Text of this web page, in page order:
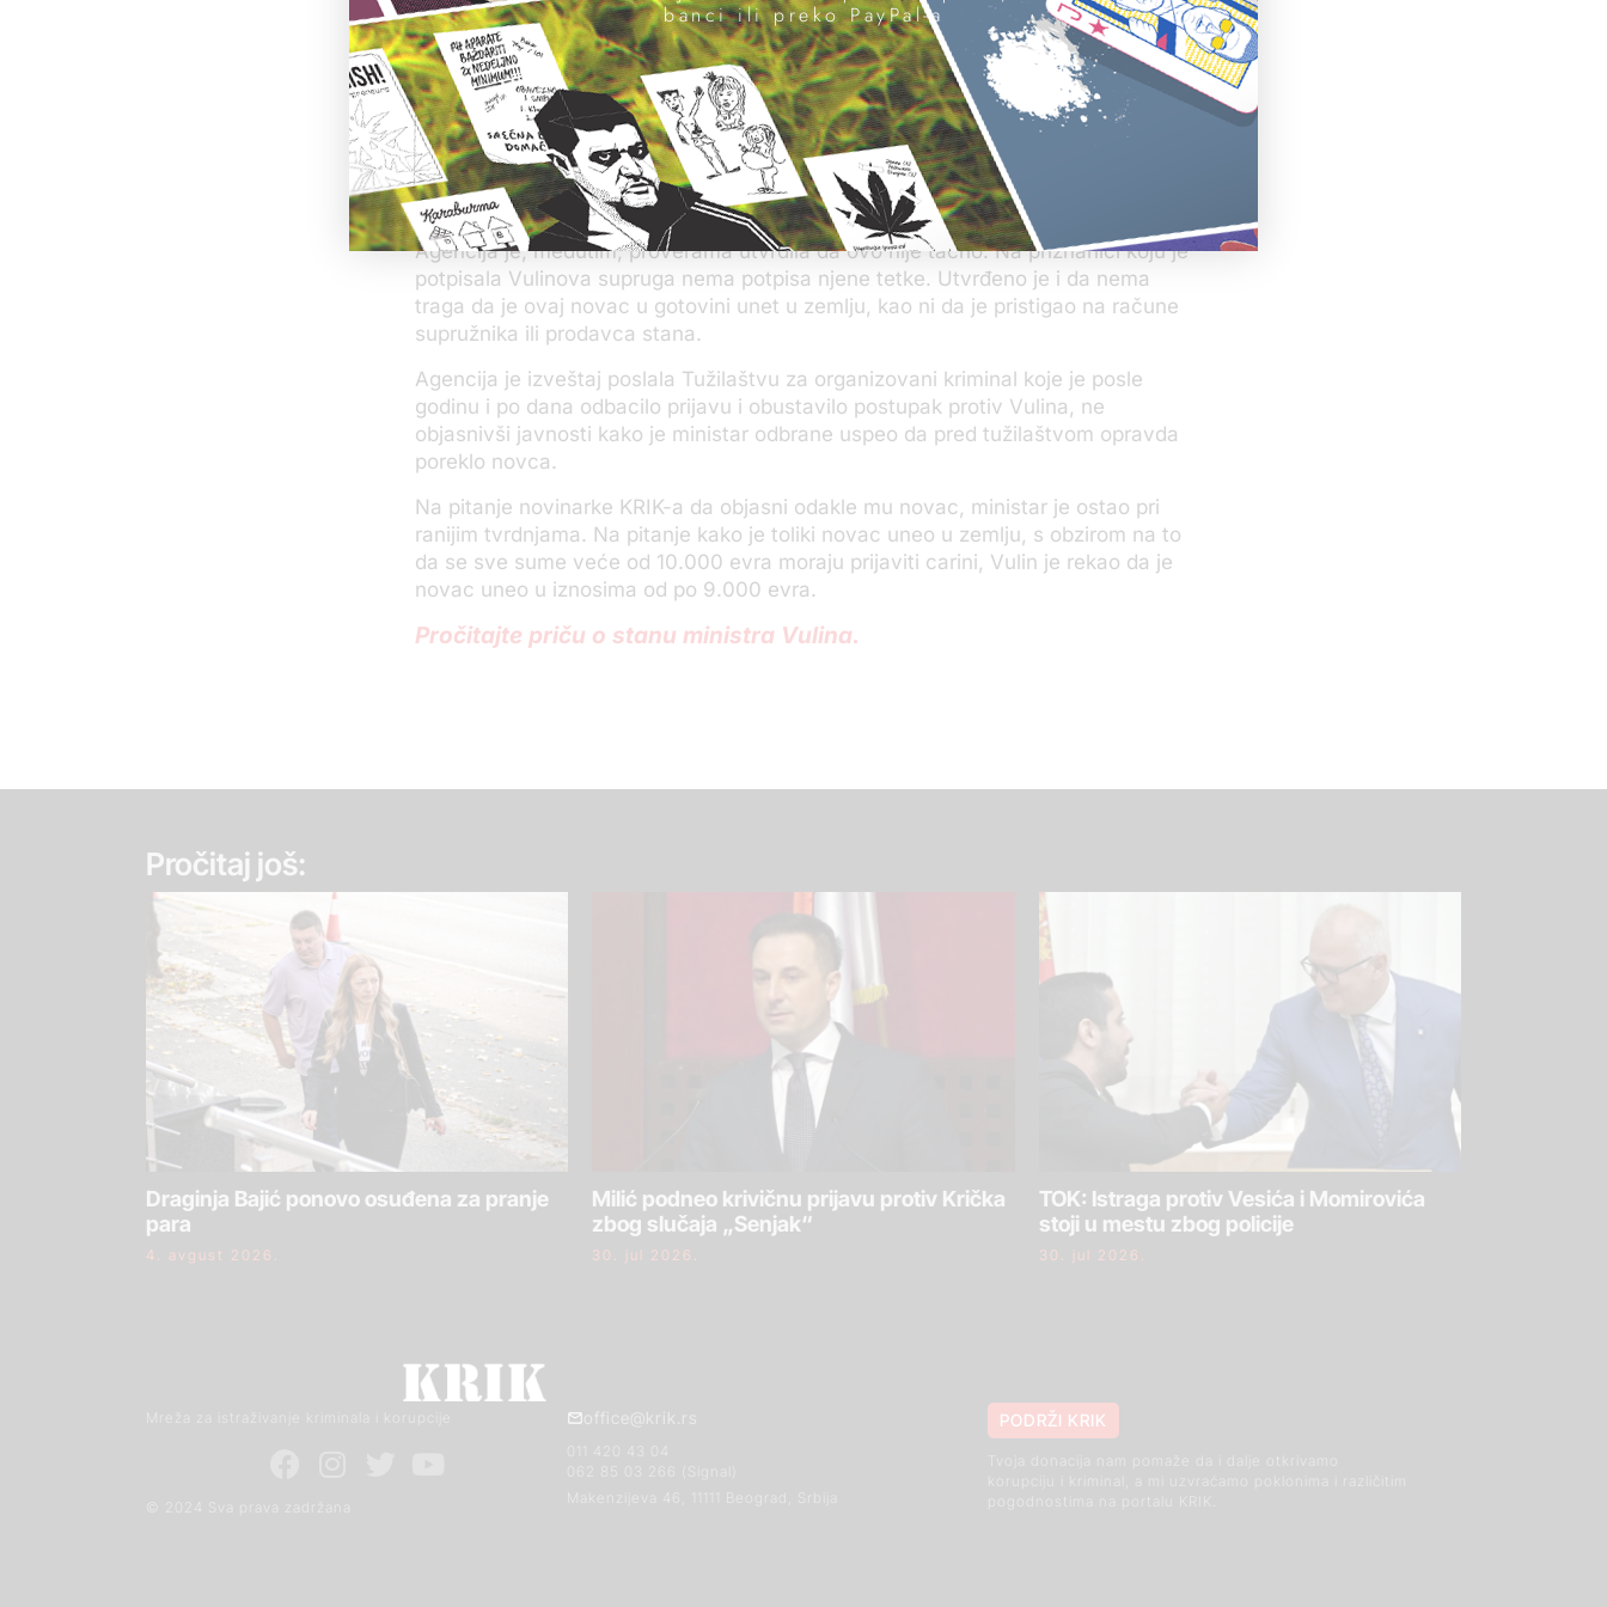
„Transparency International“ je međunarodna organizacija civilnog društva koja
se bavi borbom protiv korupcije. Ima ogranke u više od 100 zemalja širom sveta.
Novinari KRIK-a objavili su u ponedeljak izveštaj Agencije za borbu protiv
korupcije koji je dostavljen tužilaštvu u decembru 2015. Izizveštaja
se vidi da
ministar Vulin nije mogao da dokaže poreklo više od 200.000 evra kojima je
kupio stan u Beogradu. Na pitanja Agencije odakle mu novac rekao je da je reč o
pozajmici koju su on i njegova supruga dobili od suprugine tetke iz Kanade.
Agencija je, međutim, proverama utvrdila da ovo nije tačno. Na priznanici koju je
potpisala Vulinova supruga nema potpisa njene tetke. Utvrđeno je i da nema
traga da je ovaj novac u gotovini unet u zemlju, kao ni da je pristigao na račune
supružnika ili prodavca stana.
Agencija je izveštaj poslala Tužilaštvu za organizovani kriminal koje je posle
godinu i po dana odbacilo prijavu i obustavilo postupak protiv Vulina, ne
objasnivši javnosti kako je ministar odbrane uspeo da pred tužilaštvom opravda
poreklo novca.
Na pitanje novinarke KRIK-a da objasni odakle mu novac, ministar je ostao pri
ranijim tvrdnjama. Na pitanje kako je toliki novac uneo u zemlju, s obzirom na to
da se sve sume veće od 10.000 evra moraju prijaviti carini, Vulin je rekao da je
novac uneo u iznosima od po 9.000 evra.
Pročitajte priču o stanu ministra Vulina.
Pročitaj još:
Draginja Bajić ponovo osuđena za pranje
para
4. avgust 2026.
Milić podneo krivičnu prijavu protiv Krička
zbog slučaja „Senjak“
30. jul 2026.
TOK: Istraga protiv Vesića i Momirovića
stoji u mestu zbog policije
30. jul 2026.
Mreža za istraživanje kriminala i korupcije
© 2024 Sva prava zadržana
office@krik.rs
011 420 43 04
Makenzijeva 46, 11111 Beograd, Srbija
PODRŽI KRIK
Tvoja donacija nam pomaže da i dalje otkrivamo
korupciju i kriminal, a mi uzvraćamo poklonima i različitim
pogodnostima na portalu KRIK.
banci ili preko PayPal-a